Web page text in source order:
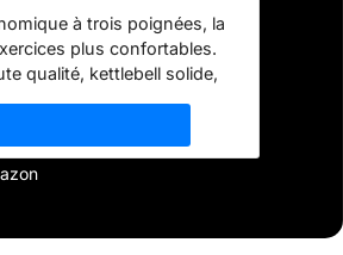
à trois poignées, la
plus confortables.
qualité, kettlebell solide,
durabilité, réduire le bruit,
rangement vertical, idéal
nécessitant un kettlebell